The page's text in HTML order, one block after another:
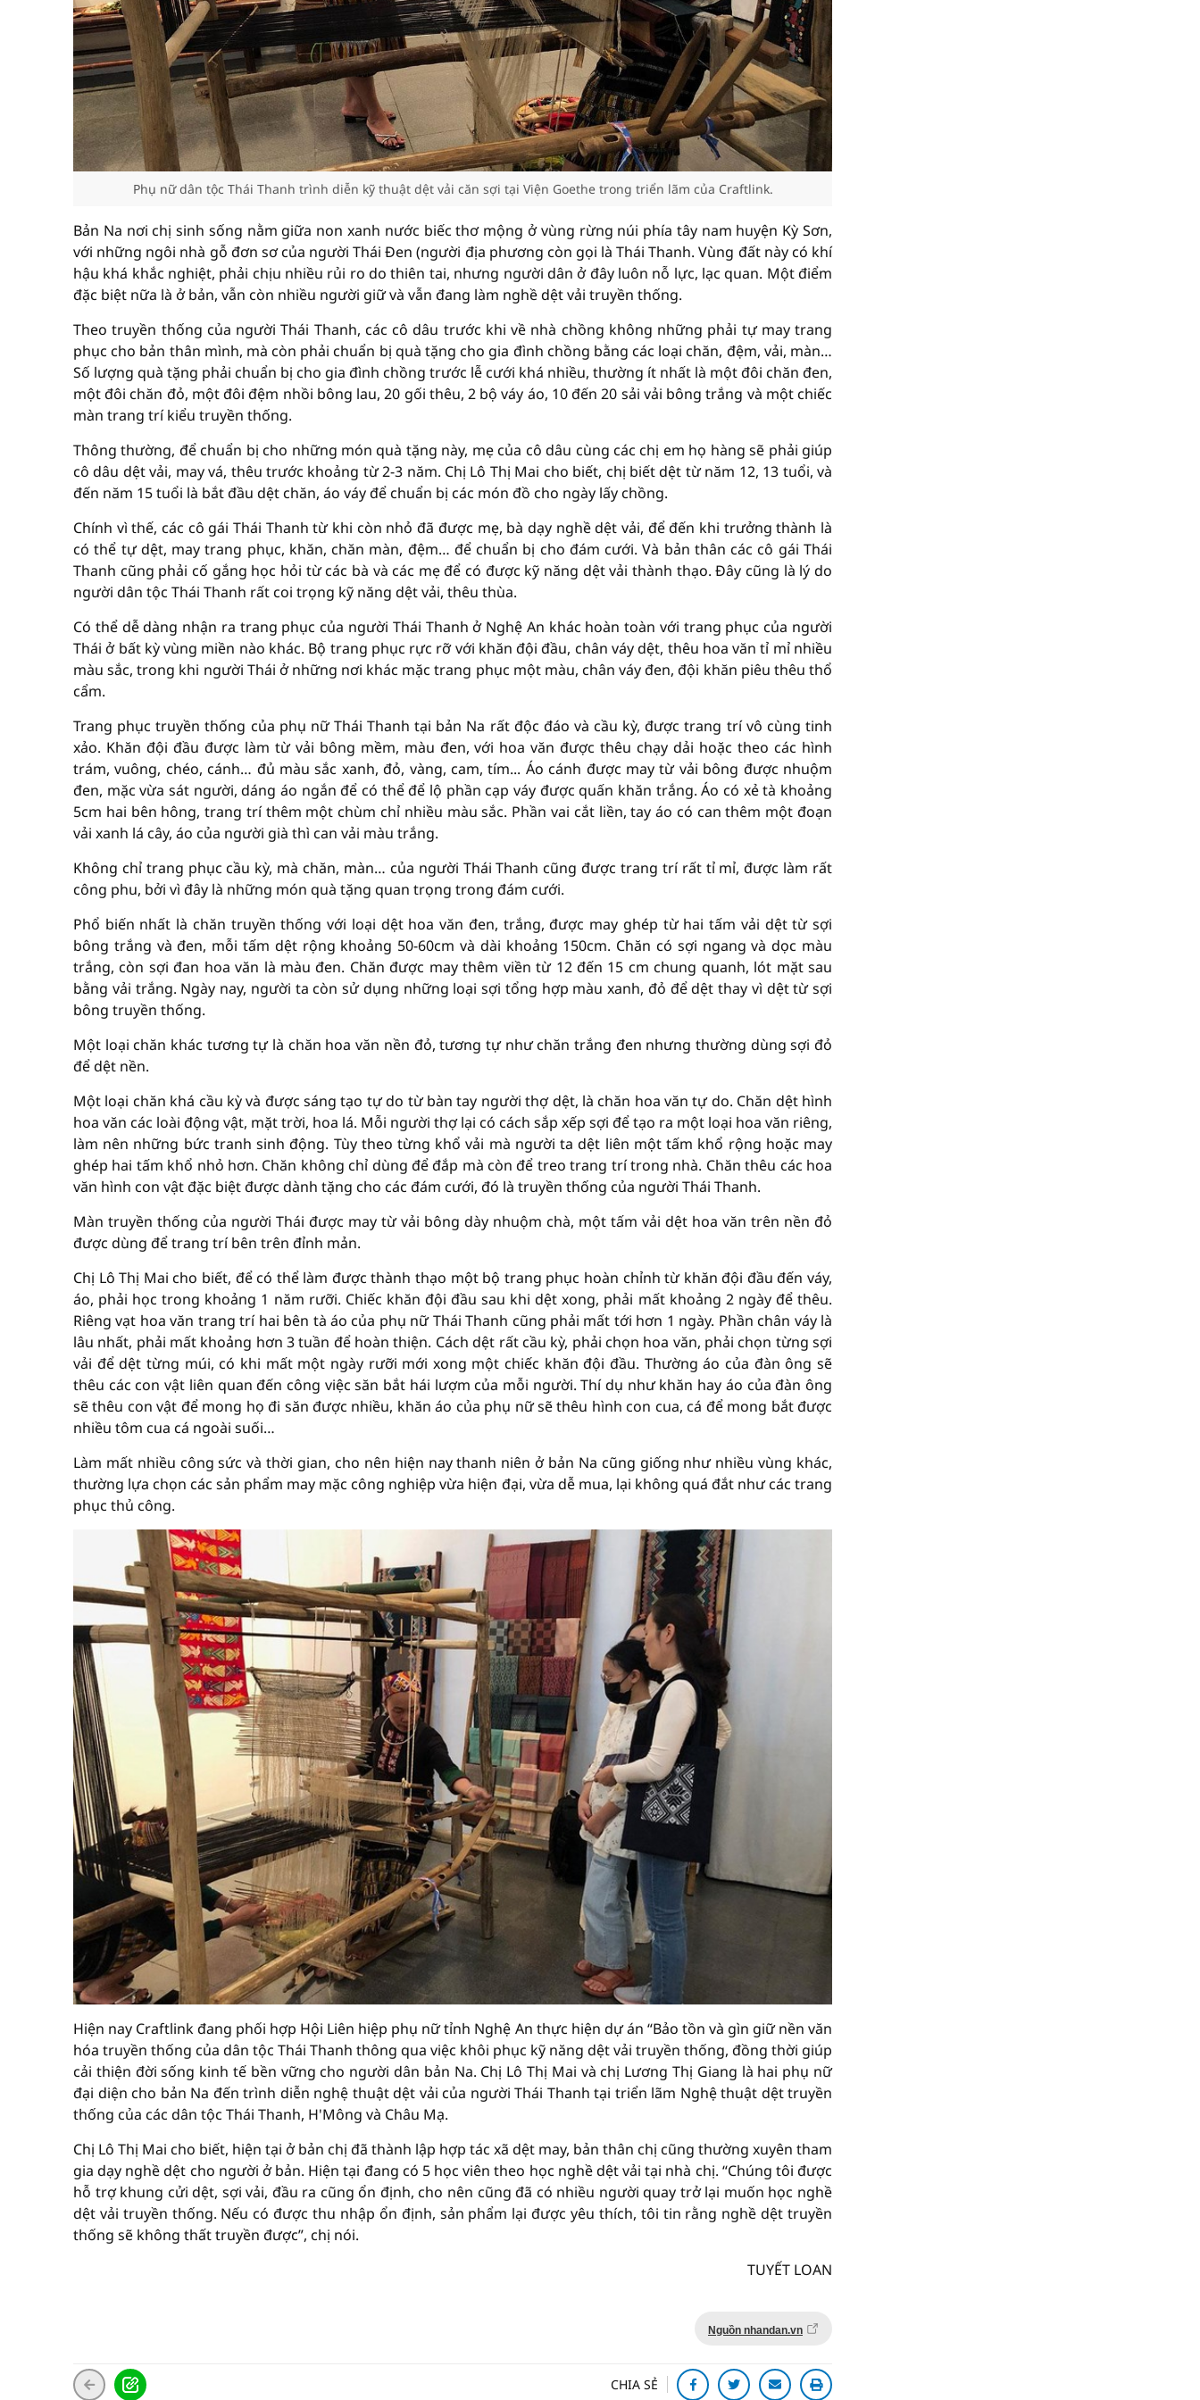
Phụ nữ dân tộc Thái Thanh trình diễn kỹ thuật dệt vải căn sợi tại Viện Goethe trong triển lãm của Craftlink.
Bản Na nơi chị sinh sống nằm giữa non xanh nước biếc thơ mộng ở vùng rừng núi phía tây nam huyện Kỳ Sơn,
với những ngôi nhà gỗ đơn sơ của người Thái Đen (người địa phương còn gọi là Thái Thanh. Vùng đất này có khí
hậu khá khắc nghiệt, phải chịu nhiều rủi ro do thiên tai, nhưng người dân ở đây luôn nỗ lực, lạc quan. Một điểm
đặc biệt nữa là ở bản, vẫn còn nhiều người giữ và vẫn đang làm nghề dệt vải truyền thống.
Theo truyền thống của người Thái Thanh, các cô dâu trước khi về nhà chồng không những phải tự may trang
phục cho bản thân mình, mà còn phải chuẩn bị quà tặng cho gia đình chồng bằng các loại chăn, đệm, vải, màn…
Số lượng quà tặng phải chuẩn bị cho gia đình chồng trước lễ cưới khá nhiều, thường ít nhất là một đôi chăn đen,
một đôi chăn đỏ, một đôi đệm nhồi bông lau, 20 gối thêu, 2 bộ váy áo, 10 đến 20 sải vải bông trắng và một chiếc
màn trang trí kiểu truyền thống.
Thông thường, để chuẩn bị cho những món quà tặng này, mẹ của cô dâu cùng các chị em họ hàng sẽ phải giúp
cô dâu dệt vải, may vá, thêu trước khoảng từ 2-3 năm. Chị Lô Thị Mai cho biết, chị biết dệt từ năm 12, 13 tuổi, và
đến năm 15 tuổi là bắt đầu dệt chăn, áo váy để chuẩn bị các món đồ cho ngày lấy chồng.
Chính vì thế, các cô gái Thái Thanh từ khi còn nhỏ đã được mẹ, bà dạy nghề dệt vải, để đến khi trưởng thành là
có thể tự dệt, may trang phục, khăn, chăn màn, đệm… để chuẩn bị cho đám cưới. Và bản thân các cô gái Thái
Thanh cũng phải cố gắng học hỏi từ các bà và các mẹ để có được kỹ năng dệt vải thành thạo. Đây cũng là lý do
người dân tộc Thái Thanh rất coi trọng kỹ năng dệt vải, thêu thùa.
Có thể dễ dàng nhận ra trang phục của người Thái Thanh ở Nghệ An khác hoàn toàn với trang phục của người
Thái ở bất kỳ vùng miền nào khác. Bộ trang phục rực rỡ với khăn đội đầu, chân váy dệt, thêu hoa văn tỉ mỉ nhiều
màu sắc, trong khi người Thái ở những nơi khác mặc trang phục một màu, chân váy đen, đội khăn piêu thêu thổ
cẩm.
Trang phục truyền thống của phụ nữ Thái Thanh tại bản Na rất độc đáo và cầu kỳ, được trang trí vô cùng tinh
xảo. Khăn đội đầu được làm từ vải bông mềm, màu đen, với hoa văn được thêu chạy dải hoặc theo các hình
trám, vuông, chéo, cánh… đủ màu sắc xanh, đỏ, vàng, cam, tím... Áo cánh được may từ vải bông được nhuộm
đen, mặc vừa sát người, dáng áo ngắn để có thể để lộ phần cạp váy được quấn khăn trắng. Áo có xẻ tà khoảng
5cm hai bên hông, trang trí thêm một chùm chỉ nhiều màu sắc. Phần vai cắt liền, tay áo có can thêm một đoạn
vải xanh lá cây, áo của người già thì can vải màu trắng.
Không chỉ trang phục cầu kỳ, mà chăn, màn… của người Thái Thanh cũng được trang trí rất tỉ mỉ, được làm rất
công phu, bởi vì đây là những món quà tặng quan trọng trong đám cưới.
Phổ biến nhất là chăn truyền thống với loại dệt hoa văn đen, trắng, được may ghép từ hai tấm vải dệt từ sợi
bông trắng và đen, mỗi tấm dệt rộng khoảng 50-60cm và dài khoảng 150cm. Chăn có sợi ngang và dọc màu
trắng, còn sợi đan hoa văn là màu đen. Chăn được may thêm viền từ 12 đến 15 cm chung quanh, lót mặt sau
bằng vải trắng. Ngày nay, người ta còn sử dụng những loại sợi tổng hợp màu xanh, đỏ để dệt thay vì dệt từ sợi
bông truyền thống.
Một loại chăn khác tương tự là chăn hoa văn nền đỏ, tương tự như chăn trắng đen nhưng thường dùng sợi đỏ
để dệt nền.
Một loại chăn khá cầu kỳ và được sáng tạo tự do từ bàn tay người thợ dệt, là chăn hoa văn tự do. Chăn dệt hình
hoa văn các loài động vật, mặt trời, hoa lá. Mỗi người thợ lại có cách sắp xếp sợi để tạo ra một loại hoa văn riêng,
làm nên những bức tranh sinh động. Tùy theo từng khổ vải mà người ta dệt liên một tấm khổ rộng hoặc may
ghép hai tấm khổ nhỏ hơn. Chăn không chỉ dùng để đắp mà còn để treo trang trí trong nhà. Chăn thêu các hoa
văn hình con vật đặc biệt được dành tặng cho các đám cưới, đó là truyền thống của người Thái Thanh.
Màn truyền thống của người Thái được may từ vải bông dày nhuộm chà, một tấm vải dệt hoa văn trên nền đỏ
được dùng để trang trí bên trên đỉnh mản.
Chị Lô Thị Mai cho biết, để có thể làm được thành thạo một bộ trang phục hoàn chỉnh từ khăn đội đầu đến váy,
áo, phải học trong khoảng 1 năm rưỡi. Chiếc khăn đội đầu sau khi dệt xong, phải mất khoảng 2 ngày để thêu.
Riêng vạt hoa văn trang trí hai bên tà áo của phụ nữ Thái Thanh cũng phải mất tới hơn 1 ngày. Phần chân váy là
lâu nhất, phải mất khoảng hơn 3 tuần để hoàn thiện. Cách dệt rất cầu kỳ, phải chọn hoa văn, phải chọn từng sợi
vải để dệt từng múi, có khi mất một ngày rưỡi mới xong một chiếc khăn đội đầu. Thường áo của đàn ông sẽ
thêu các con vật liên quan đến công việc săn bắt hái lượm của mỗi người. Thí dụ như khăn hay áo của đàn ông
sẽ thêu con vật để mong họ đi săn được nhiều, khăn áo của phụ nữ sẽ thêu hình con cua, cá để mong bắt được
nhiều tôm cua cá ngoài suối…
Làm mất nhiều công sức và thời gian, cho nên hiện nay thanh niên ở bản Na cũng giống như nhiều vùng khác,
thường lựa chọn các sản phẩm may mặc công nghiệp vừa hiện đại, vừa dễ mua, lại không quá đắt như các trang
phục thủ công.
Hiện nay Craftlink đang phối hợp Hội Liên hiệp phụ nữ tỉnh Nghệ An thực hiện dự án “Bảo tồn và gìn giữ nền văn
hóa truyền thống của dân tộc Thái Thanh thông qua việc khôi phục kỹ năng dệt vải truyền thống, đồng thời giúp
cải thiện đời sống kinh tế bền vững cho người dân bản Na. Chị Lô Thị Mai và chị Lương Thị Giang là hai phụ nữ
đại diện cho bản Na đến trình diễn nghệ thuật dệt vải của người Thái Thanh tại triển lãm Nghệ thuật dệt truyền
thống của các dân tộc Thái Thanh, H'Mông và Châu Mạ.
Chị Lô Thị Mai cho biết, hiện tại ở bản chị đã thành lập hợp tác xã dệt may, bản thân chị cũng thường xuyên tham
gia dạy nghề dệt cho người ở bản. Hiện tại đang có 5 học viên theo học nghề dệt vải tại nhà chị. “Chúng tôi được
hỗ trợ khung cửi dệt, sợi vải, đầu ra cũng ổn định, cho nên cũng đã có nhiều người quay trở lại muốn học nghề
dệt vải truyền thống. Nếu có được thu nhập ổn định, sản phẩm lại được yêu thích, tôi tin rằng nghề dệt truyền
thống sẽ không thất truyền được”, chị nói.
TUYẾT LOAN
Nguồn nhandan.vn
CHIA SẺ